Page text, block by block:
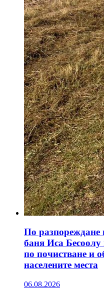
По
баня Иса Бесоолу
по почистване и
населените места
06.08.2026